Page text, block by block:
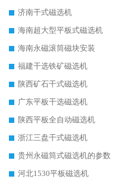
济南干式磁选机
海南超大型平板式磁选机
海南永磁滚筒磁块安装
福建干选铁矿磁选机
陕西矿石干式磁选机
广东平板干选磁选机
陕西平板全自动磁选机
浙江三盘干式磁选机
贵州永磁筒式磁选机的参数
河北1530平板磁选机